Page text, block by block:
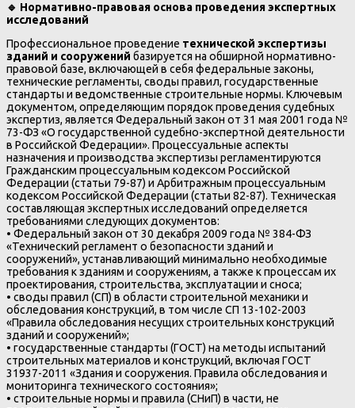
🔹 Нормативно-правовая основа проведения экспертных
исследований
Профессиональное проведение технической экспертизы
зданий и сооружений базируется на обширной нормативно-
правовой базе, включающей в себя федеральные законы,
технические регламенты, своды правил, государственные
стандарты и ведомственные строительные нормы. Ключевым
документом, определяющим порядок проведения судебных
экспертиз, является Федеральный закон от 31 мая 2001 года №
73-ФЗ «О государственной судебно-экспертной деятельности
в Российской Федерации». Процессуальные аспекты
назначения и производства экспертизы регламентируются
Гражданским процессуальным кодексом Российской
Федерации (статьи 79-87) и Арбитражным процессуальным
кодексом Российской Федерации (статьи 82-87). Техническая
составляющая экспертных исследований определяется
требованиями следующих документов:
• Федеральный закон от 30 декабря 2009 года № 384-ФЗ
«Технический регламент о безопасности зданий и
сооружений», устанавливающий минимально необходимые
требования к зданиям и сооружениям, а также к процессам их
проектирования, строительства, эксплуатации и сноса;
• своды правил (СП) в области строительной механики и
обследования конструкций, в том числе СП 13-102-2003
«Правила обследования несущих строительных конструкций
зданий и сооружений»;
• государственные стандарты (ГОСТ) на методы испытаний
строительных материалов и конструкций, включая ГОСТ
31937-2011 «Здания и сооружения. Правила обследования и
мониторинга технического состояния»;
• строительные нормы и правила (СНиП) в части, не